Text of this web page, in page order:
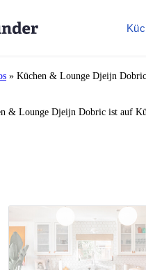
» Küchen & Lounge Djeijn Dobric
& Lounge Djeijn Dobric ist auf